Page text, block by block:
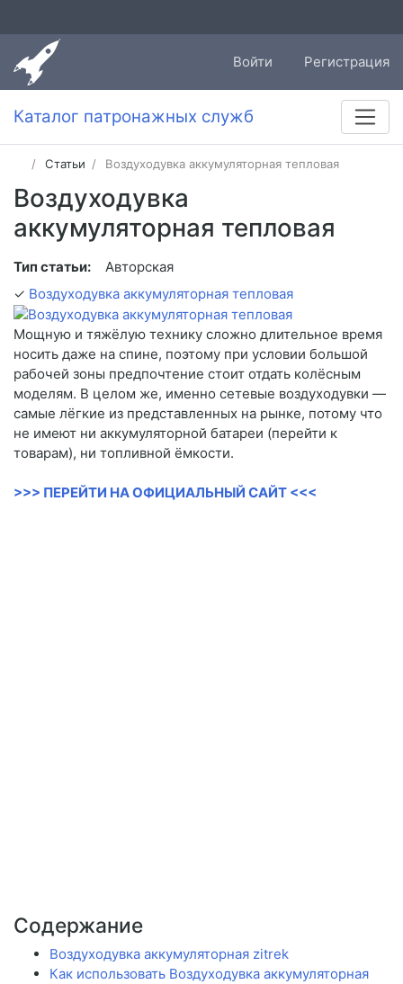
Войти Регистрация
Каталог патронажных служб
Статьи Воздуходувка аккумуляторная тепловая
Воздуходувка
аккумуляторная тепловая
Тип статьи:
Авторская
✓ Воздуходувка аккумуляторная тепловая
Мощную и тяжёлую технику сложно длительное время
носить даже на спине, поэтому при условии большой
рабочей зоны предпочтение стоит отдать колёсным
моделям. В целом же, именно сетевые воздуходувки —
самые лёгкие из представленных на рынке, потому что
не имеют ни аккумуляторной батареи (перейти к
товарам), ни топливной ёмкости.
>>> ПЕРЕЙТИ НА ОФИЦИАЛЬНЫЙ САЙТ <<<
Содержание
Воздуходувка аккумуляторная zitrek
Как использовать Воздуходувка аккумуляторная